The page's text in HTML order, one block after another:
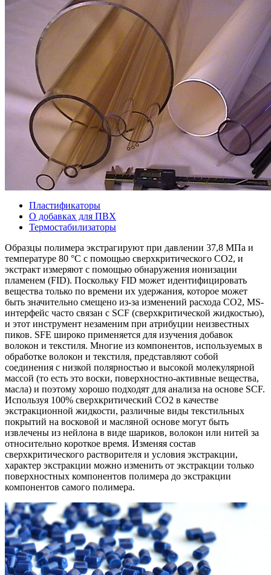
Пластификаторы
О добавках для ПВХ
Термостабилизаторы
Образцы полимера экстрагируют при давлении 37,8 МПа и
температуре 80 °С с помощью сверхкритического CO2, и
экстракт измеряют с помощью обнаружения ионизации
пламенем (FID). Поскольку FID может идентифицировать
вещества только по времени их удержания, которое может
быть значительно смещено из-за изменений расхода CO2, MS-
интерфейс часто связан с SCF (сверхкритической жидкостью),
и этот инструмент незаменим при атрибуции неизвестных
пиков. SFE широко применяется для изучения добавок
волокон и текстиля. Многие из компонентов, используемых в
обработке волокон и текстиля, представляют собой
соединения с низкой полярностью и высокой молекулярной
массой (то есть это воски, поверхностно-активные вещества,
масла) и поэтому хорошо подходят для анализа на основе SCF.
Используя 100% сверхкритический CO2 в качестве
экстракционной жидкости, различные виды текстильных
покрытий на восковой и масляной основе могут быть
извлечены из нейлона в виде шариков, волокон или нитей за
относительно короткое время. Изменяя состав
сверхкритического растворителя и условия экстракции,
характер экстракции можно изменить от экстракции только
поверхностных компонентов полимера до экстракции
компонентов самого полимера.